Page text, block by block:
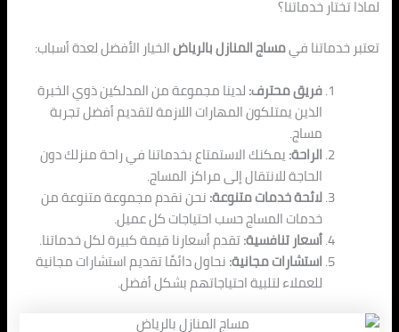
لماذا تختار خدماتنا؟
تعتبر خدماتنا فيمساج المنازل بالرياضالخيار الأفضل لعدة أسباب:
فريق محترف:لدينا مجموعة من المدلكين ذوي الخبرة
الذين يمتلكون المهارات اللازمة لتقديم أفضل تجربة
مساج.
الراحة:يمكنك الاستمتاع بخدماتنا في راحة منزلك دون
الحاجة للانتقال إلى مراكز المساج.
لائحة خدمات متنوعة:نحن نقدم مجموعة متنوعة من
خدمات المساج حسب احتياجات كل عميل.
أسعار تنافسية:تقدم أسعارنا قيمة كبيرة لكل خدماتنا.
استشارات مجانية:نحاول دائمًا تقديم استشارات مجانية
للعملاء لتلبية احتياجاتهم بشكل أفضل.